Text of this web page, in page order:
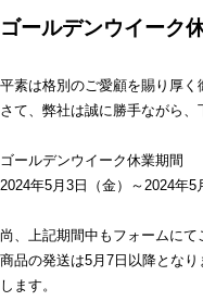
ゴールデンウイーク
平素は格別のご愛顧を賜り厚く
さて、弊社は誠に勝手ながら、
ゴールデンウイーク休業期間
2024年5月3日（金）～2024年5
尚、上記期間中もフォームにて
商品の発送は5月7日以降とな
します。